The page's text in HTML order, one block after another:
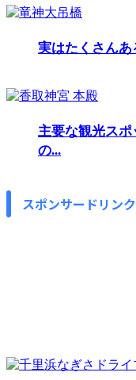
実はたくさんあ
主要な観光ス
の...
スポンサードリンク